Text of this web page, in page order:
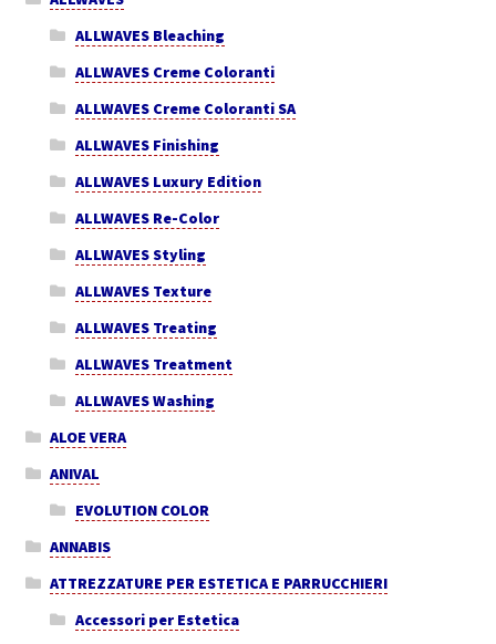
ALLWAVES Bleaching
ALLWAVES Creme Coloranti
ALLWAVES Creme Coloranti SA
ALLWAVES Finishing
ALLWAVES Luxury Edition
ALLWAVES Re-Color
ALLWAVES Styling
ALLWAVES Texture
ALLWAVES Treating
ALLWAVES Treatment
ALLWAVES Washing
ALOE VERA
ANIVAL
EVOLUTION COLOR
ANNABIS
ATTREZZATURE PER ESTETICA E PARRUCCHIERI
Accessori per Estetica